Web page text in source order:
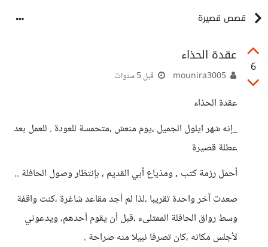
قصص قصيرة
6
عقدة الحذاء
قبل 5 سنوات
عقدة الحذاء
_إنه شهر ايلول الجميل ،يوم منعش ،متحمسة للعودة . للعمل بعد
عطلة قصيرة
أحمل رزمة كتب , ومذياع أبي القديم ، بإنتظار وصول الحافلة ..
صعدت آخر واحدة تقريبا ،لذا لم أجد مقاعد شاغرة ،كنت واقفة
وسط رواق الحافلة الممتلىء ،قبل أن يقوم أحدهم، ويدعوني
لأجلس مكانه ،كان تصرفا نبيلا منه صراحة .